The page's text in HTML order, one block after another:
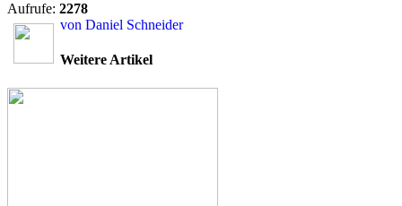
Aufrufe: 2278
von Daniel Schneider
Weitere Artikel